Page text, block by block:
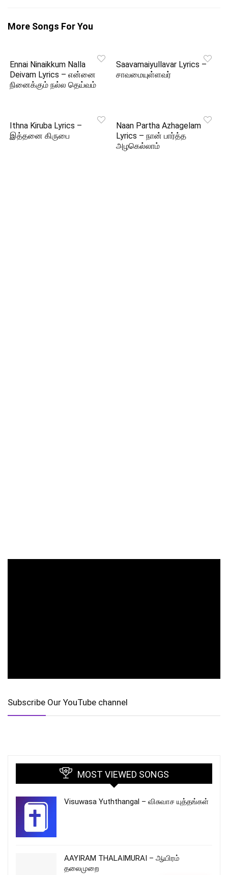
More Songs For You
Ennai Ninaikkum Nalla
Deivam Lyrics – என்னை
நினைக்கும் நல்ல தெய்வம்
Saavamaiyullavar Lyrics –
சாவமையுள்ளவர்
Ithna Kiruba Lyrics –
இத்தனை கிருபை
Naan Partha Azhagelam
Lyrics – நான் பார்த்த
அழகெல்லாம்
Subscribe Our YouTube channel
MOST VIEWED SONGS
Visuwasa Yuththangal – விசுவாச யுத்தங்கள்
AAYIRAM THALAIMURAI – ஆயிரம்
தலைமுறை